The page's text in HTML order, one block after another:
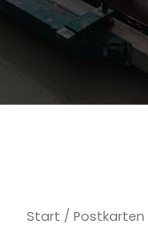
Start / Postkarten